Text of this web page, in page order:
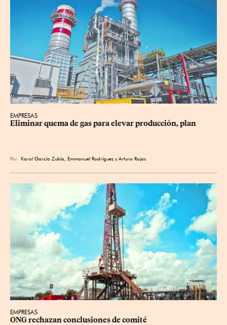
EMPRESAS
Eliminar quema de gas para elevar producción, plan
Por Karol García Zubía Emmanuel Rodríguez yArturo Rojas
EMPRESAS
ONG rechazan conclusiones de comité